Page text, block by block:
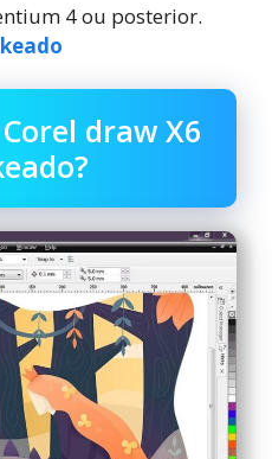
4 ou posterior.
draw X6